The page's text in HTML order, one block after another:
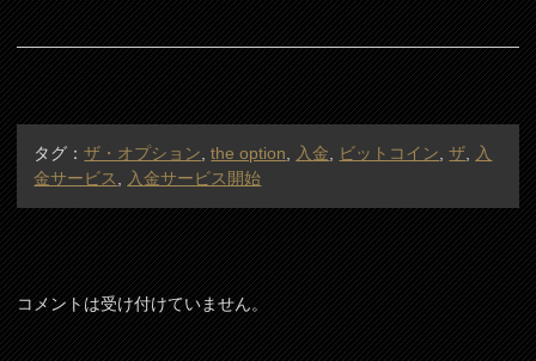
タグ：ザ・オプション ,the option 入金 ビットコイン ,ザ
入
金サービス
入金サービス開始
コメントは受け付けていません。